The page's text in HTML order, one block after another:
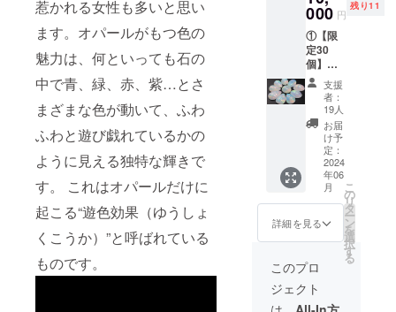
惹かれる女性も多いと思い
ます。オパールがもつ色の
魅力は、何といっても石の
中で青、緑、赤、紫…とさ
まざまな色が動いて、ふわ
ふわと遊び戯れているかの
ように見える独特な輝きで
す。 これはオパールだけに
起こる“遊色効果（ゆうしょ
くこうか）”と呼ばれている
ものです。
000 円
残り11
①【限
定30
個】
「オ
パール
ルース
1個」
CAMPF
IREだけ
の超特
別価
格：
10,000
円 ※大
きさ
以上保
証いた
しま
す。 ※
支援
者：
19人
お届
け予
定：
2024
年06
月
詳細を見る
こ
の
リ
タ
ー
ン
を
選
択
す
る
このプロ
ジェクト